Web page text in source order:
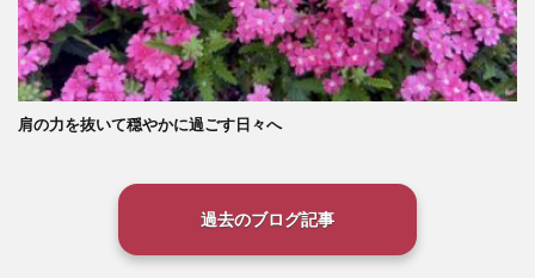
肩の力を抜いて穏やかに過ごす日々へ
過去のブログ記事